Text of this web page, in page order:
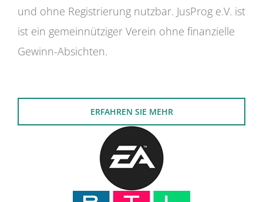
und ohne Registrierung nutzbar. JusProg e.V. ist
ist ein gemeinnütziger Verein ohne finanzielle
Gewinn-Absichten.
ERFAHREN SIE MEHR